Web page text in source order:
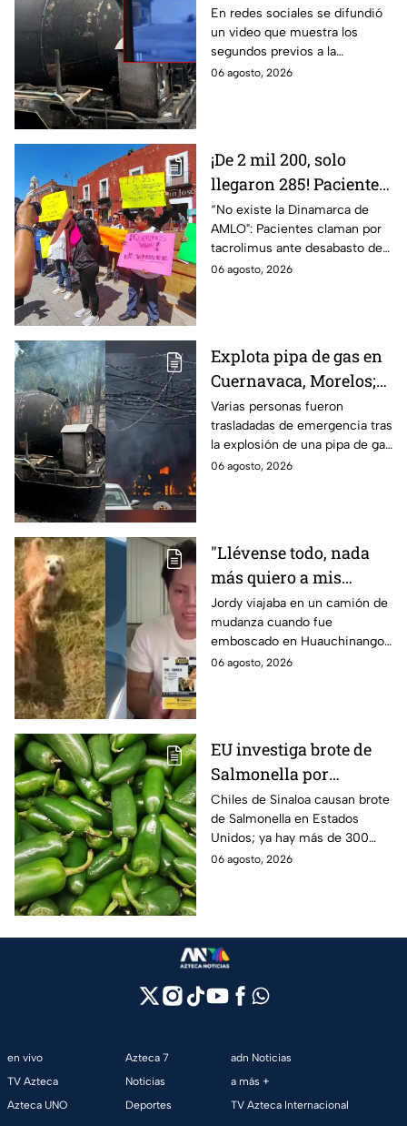
explosión de pipa de
gas en Cuernavaca,
Morelos
En redes sociales se difundió
un video que muestra los
segundos previos a la
explosión de una pipa de gas
06 agosto, 2026
¡De 2 mil 200, solo
llegaron 285! Pacientes
claman por
medicamentos ante
desabasto en IMSS
Puebla
“No existe la Dinamarca de
AMLO": Pacientes claman por
tacrolimus ante desabasto de
medicamentos en hospital del
06 agosto, 2026
Explota pipa de gas en
Cuernavaca, Morelos;
se reportan más de 20
personas con
quemaduras
Varias personas fueron
trasladadas de emergencia tras
la explosión de una pipa de gas
cerca de la colonia Las
06 agosto, 2026
"Llévense todo, nada
más quiero a mis
perritas": Asaltan a un
joven, vacían sus
cuentas y le roban a sus
mascotas en
Jordy viajaba en un camión de
mudanza cuando fue
emboscado en Huauchinango,
Puebla, Además de quitarle
06 agosto, 2026
EU investiga brote de
Salmonella por
jalapeños de Sinaloa
Chiles de Sinaloa causan brote
de Salmonella en Estados
Unidos; ya hay más de 300
enfermos en 27 estados.
06 agosto, 2026
en vivo
TV Azteca
Azteca UNO
Azteca 7
Noticias
Deportes
adn Noticias
a más +
TV Azteca Internacional